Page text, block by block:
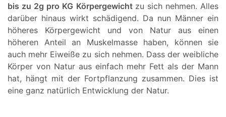
bis zu 2g pro KG Körpergewicht zu sich nehmen. Alles
darüber hinaus wirkt schädigend. Da nun Männer ein
höheres Körpergewicht und von Natur aus einen
höheren Anteil an Muskelmasse haben, können sie
auch mehr Eiweiße zu sich nehmen. Dass der weibliche
Körper von Natur aus einfach mehr Fett als der Mann
hat, hängt mit der Fortpflanzung zusammen. Dies ist
eine ganz natürlich Entwicklung der Natur.